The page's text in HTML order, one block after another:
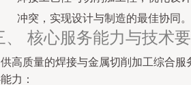
冲突，实现设计与制造的最佳协同。
、 核心服务能力与技术
高质量的焊接与金属切削加工综合服
力：